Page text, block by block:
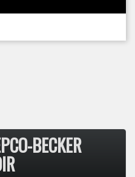
BECKER